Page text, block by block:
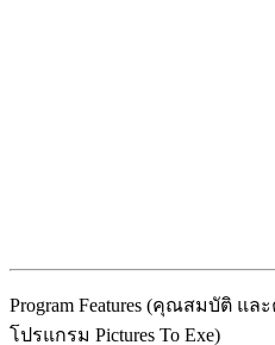
Program Features (คุณสมบัติ แ
โปรแกรม Pictures To Exe)